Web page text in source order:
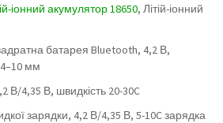
іонний акумулятор 18650, Літій-іонний
батарея Bluetooth, 4,2 В,
мм
В/4,35 В, швидкість 20-30C
зарядки, 4,2 В/4,35 В, 5-10C зарядка